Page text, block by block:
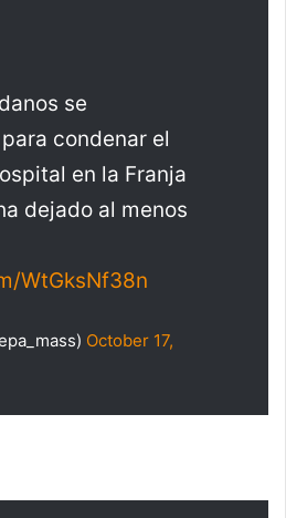
se
condenar el
en la Franja
dejado al menos
WtGksNf38n
October 17,